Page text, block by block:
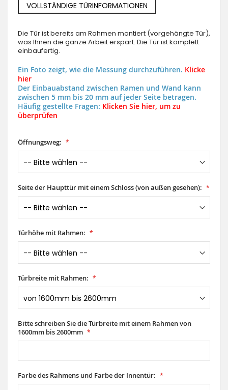
VOLLSTÄNDIGE TÜRINFORMATIONEN
Die Tür ist bereits am Rahmen montiert (vorgehängte Tür),
was Ihnen die ganze Arbeit erspart. Die Tür ist komplett
einbaufertig.
Ein Foto zeigt, wie die Messung durchzuführen. Klicke
hier
Der Einbauabstand zwischen Ramen und Wand kann
zwischen 5 mm bis 20 mm auf jeder Seite betragen.
Häufig gestellte Fragen: Klicken Sie hier, um zu
überprüfen
Öffnungsweg:
Seite der Haupttür mit einem Schloss (von außen gesehen):
Türhöhe mit Rahmen:
Türbreite mit Rahmen:
Bitte schreiben Sie die Türbreite mit einem Rahmen von
1600mm bis 2600mm
Farbe des Rahmens und Farbe der Innentür: